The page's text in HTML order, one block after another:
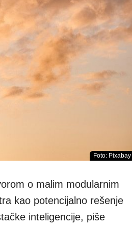
Foto: Pixabay
o malim modularnim
kao potencijalno rešenje
inteligencije, piše